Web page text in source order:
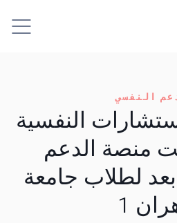
النفسي
النفسية
منصة الدعم
لطلاب جامعة
1